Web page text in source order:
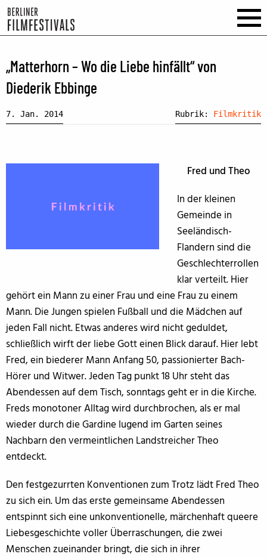
„Matterhorn – Wo die Liebe hinfällt“ von
Diederik Ebbinge
7. Jan. 2014 Rubrik: Filmkritik
Fred und Theo
In der kleinen
Gemeinde in
Seeländisch-
Flandern sind die
Geschlechterrollen
klar verteilt. Hier
gehört ein Mann zu einer Frau und eine Frau zu einem
Mann. Die Jungen spielen Fußball und die Mädchen auf
jeden Fall nicht. Etwas anderes wird nicht geduldet,
schließlich wirft der liebe Gott einen Blick darauf. Hier lebt
Fred, ein biederer Mann Anfang 50, passionierter Bach-
Hörer und Witwer. Jeden Tag punkt 18 Uhr steht das
Abendessen auf dem Tisch, sonntags geht er in die Kirche.
Freds monotoner Alltag wird durchbrochen, als er mal
wieder durch die Gardine lugend im Garten seines
Nachbarn den vermeintlichen Landstreicher Theo
entdeckt.
Den festgezurrten Konventionen zum Trotz lädt Fred Theo
zu sich ein. Um das erste gemeinsame Abendessen
entspinnt sich eine unkonventionelle, märchenhaft queere
Liebesgeschichte voller Überraschungen, die zwei
Menschen zueinander bringt, die sich in ihrer